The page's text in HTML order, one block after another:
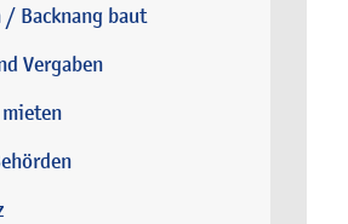
Backnang baut
Vergaben